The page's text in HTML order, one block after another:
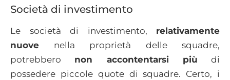
Società di investimento
Le società di investimento, relativamente
nuove nella proprietà delle squadre,
potrebbero non accontentarsi più di
possedere piccole quote di squadre. Certo, i